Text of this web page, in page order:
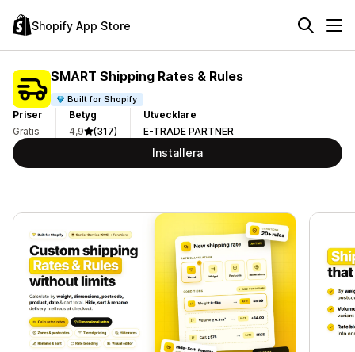
Shopify App Store
SMART Shipping Rates & Rules
Built for Shopify
Priser
Gratis
Betyg
4,9
(317)
Utvecklare
E-TRADE PARTNER
Installera